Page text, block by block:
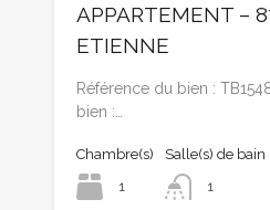
APPARTEMENT –
ETIENNE
Référence du bien :
bien :…
Chambre(s)
1
Salle(s) de bain
1